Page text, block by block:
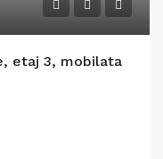
etaj 3, mobilata